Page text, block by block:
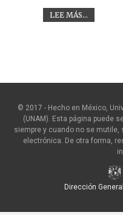
LEE MÁS...
© 2017 - Hecho en México,
(UNAM). Esta página puede
siempre y cuando no se
electrónica. De otra forma,
Dirección